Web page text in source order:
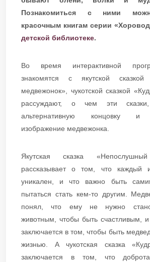
Познакомиться с ними
красочным книгам серии «Хоровод
детской библиотеке.
Во время интерактивной
знакомятся с якутской сказкой
медвежонок», чукотской сказкой
рассуждают, о чем эти
альтернативную концовку и
изображение медвежонка.
Якутская сказка
рассказывает о том, что каждый
уникален, и что важно быть
пытаться стать кем-то другим.
понял, что ему не нужно
животным, чтобы быть счастливым, и
заключается в том, чтобы быть
жизнью. А чукотская сказка
заключается в том, что